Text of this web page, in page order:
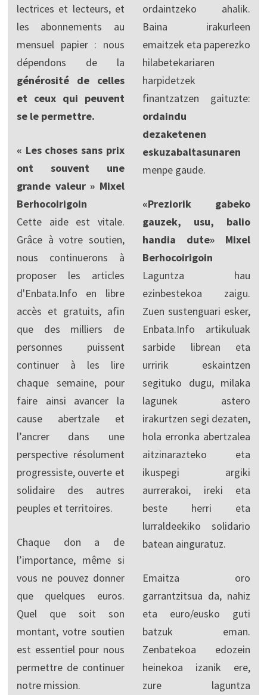
lectrices et lecteurs, et
les abonnements au
mensuel papier : nous
dépendons de la
générosité de celles
et ceux qui peuvent
se le permettre.
« Les choses sans prix
ont souvent une
grande valeur » Mixel
Berhocoirigoin
Cette aide est vitale.
Grâce à votre soutien,
nous continuerons à
proposer les articles
d'Enbata.Info en libre
accès et gratuits, afin
que des milliers de
personnes puissent
continuer à les lire
chaque semaine, pour
faire ainsi avancer la
cause abertzale et
l’ancrer dans une
perspective résolument
progressiste, ouverte et
solidaire des autres
peuples et territoires.
Chaque don a de
l’importance, même si
vous ne pouvez donner
que quelques euros.
Quel que soit son
montant, votre soutien
est essentiel pour nous
permettre de continuer
notre mission.
ordaintzeko ahalik.
Baina irakurleen
emaitzek eta paperezko
hilabetekariaren
harpidetzek
finantzatzen gaituzte:
ordaindu
dezaketenen
eskuzabaltasunaren
menpe gaude.
«Preziorik gabeko
gauzek, usu, balio
handia dute» Mixel
Berhocoirigoin
Laguntza hau
ezinbestekoa zaigu.
Zuen sustenguari esker,
Enbata.Info artikuluak
sarbide librean eta
urririk eskaintzen
segituko dugu, milaka
lagunek astero
irakurtzen segi dezaten,
hola erronka abertzalea
aitzinarazteko eta
ikuspegi argiki
aurrerakoi, ireki eta
beste herri eta
lurraldeekiko solidario
batean ainguratuz.
Emaitza oro
garrantzitsua da, nahiz
eta euro/eusko guti
batzuk eman.
Zenbatekoa edozein
heinekoa izanik ere,
zure laguntza